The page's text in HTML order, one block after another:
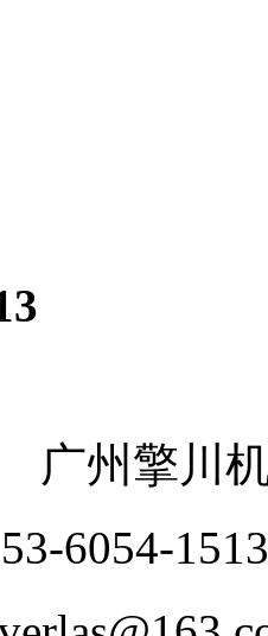
广州擎川
6054-1513